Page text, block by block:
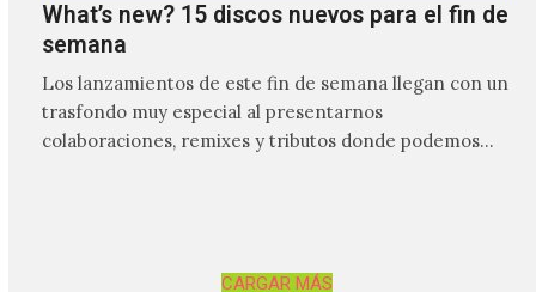
What’s new? 15 discos nuevos para el fin de
semana
Los lanzamientos de este fin de semana llegan con un
trasfondo muy especial al presentarnos
colaboraciones, remixes y tributos donde podemos
CARGAR MÁS